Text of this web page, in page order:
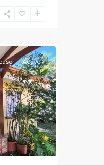
Next
Active